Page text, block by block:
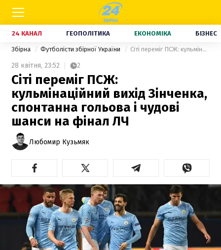
24 КАНАЛ ГЕОПОЛІТИКА ЕКОНОМІКА БІЗНЕС
Збірна Футболісти збірної України Сіті переміг ПСЖ: кульмінаційний вихід Зінченка, спонтанна гольова і чудові шанси на фінал ЛЧ
28 квітня, 23:52 2
Сіті переміг ПСЖ:
кульмінаційний вихід Зінченка,
спонтанна гольова і чудові
шанси на фінал ЛЧ
Любомир Кузьмяк